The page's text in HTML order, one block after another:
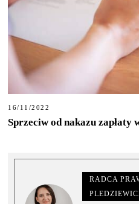
16/11/2022
Sprzeciw od nakazu zapłaty
RADCA
Radca prawny